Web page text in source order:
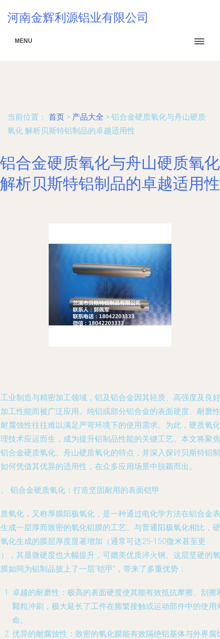
河南金辉利源铝业有限公司
MENU
当前位置： 首页 > 产品大全 > 铝合金硬质氧化与舟山硬质
氧化 解析贝斯特铝制品的卓越适用性
铝合金硬质氧化与舟山硬质氧化
解析贝斯特铝制品的卓越适用性
业制造与精密加工领域，铝及铝合金因其轻质、高强度及良好
工性能而被广泛应用。纯铝或部分铝合金的表面硬度、耐磨性
腐蚀性往往难以满足严苛环境下的使用需求。为此，硬质氧化
技术应运而生，成为提升铝制品性能的关键工艺。本文将聚焦
合金硬质氧化、舟山硬质氧化的特点，并深入探讨贝斯特铝制
何凭借其优异的适用性，在众多应用场景中脱颖而出。
铝合金硬质氧化：打造坚固耐用的表面铠甲
氧化，又称厚膜阳极氧化，是一种通过电化学方法在铝合金表
成一层厚而致密的氧化铝膜的工艺。与普通阳极氧化相比，硬
化生成的膜层厚度显著增加（通常可达25-150微米甚至更
，其显微硬度也大幅提升，可媲美优质淬火钢。这层坚硬的氧
如同为铝制品披上了一层“铠甲”，带来了多重优势：
卓越的耐磨性 ：极高的表面硬度使其能有效抵抗摩擦、刮擦
颗粒冲刷，极大延长了工件在频繁接触或运动部件中的使用
命。
优异的耐腐蚀性 ：致密的氧化膜能有效隔绝铝基体与外界腐